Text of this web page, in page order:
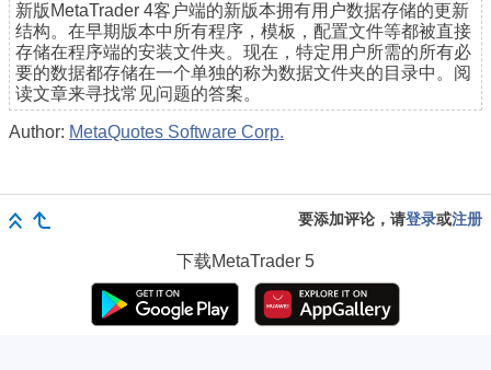
新版MetaTrader 4客户端的新版本拥有用户数据存储的更新
结构。在早期版本中所有程序，模板，配置文件等都被直接
存储在程序端的安装文件夹。现在，特定用户所需的所有必
要的数据都存储在一个单独的称为数据文件夹的目录中。阅
读文章来寻找常见问题的答案。
Author: MetaQuotes Software Corp.
要添加评论，请登录或注册
下载MetaTrader 5